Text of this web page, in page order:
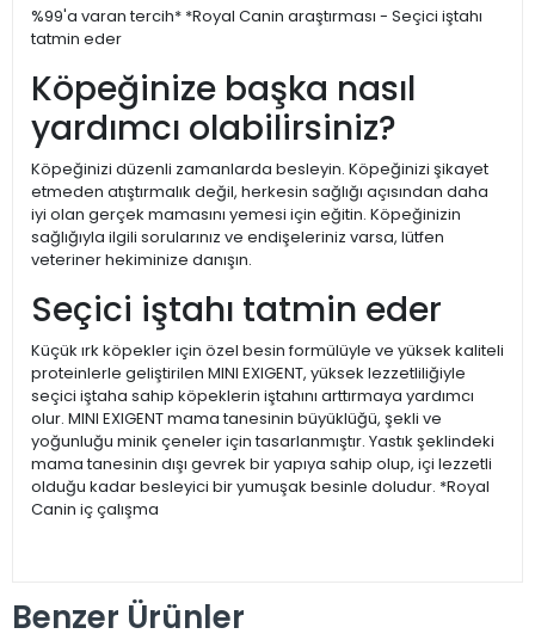
%99'a varan tercih* *Royal Canin araştırması - Seçici iştahı
tatmin eder
Köpeğinize başka nasıl
yardımcı olabilirsiniz?
Köpeğinizi düzenli zamanlarda besleyin. Köpeğinizi şikayet
etmeden atıştırmalık değil, herkesin sağlığı açısından daha
iyi olan gerçek mamasını yemesi için eğitin. Köpeğinizin
sağlığıyla ilgili sorularınız ve endişeleriniz varsa, lütfen
veteriner hekiminize danışın.
Seçici iştahı tatmin eder
Küçük ırk köpekler için özel besin formülüyle ve yüksek kaliteli
proteinlerle geliştirilen MINI EXIGENT, yüksek lezzetliliğiyle
seçici iştaha sahip köpeklerin iştahını arttırmaya yardımcı
olur. MINI EXIGENT mama tanesinin büyüklüğü, şekli ve
yoğunluğu minik çeneler için tasarlanmıştır. Yastık şeklindeki
mama tanesinin dışı gevrek bir yapıya sahip olup, içi lezzetli
olduğu kadar besleyici bir yumuşak besinle doludur. *Royal
Canin iç çalışma
Benzer Ürünler